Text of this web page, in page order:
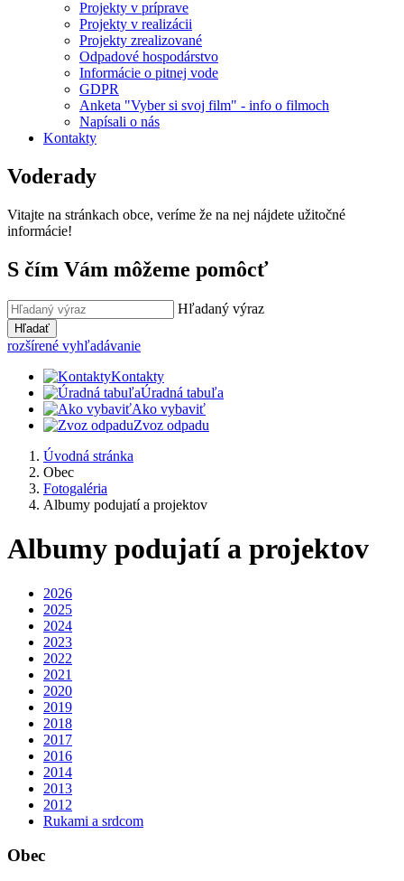
Projekty v príprave
Projekty v realizácii
Projekty zrealizované
Odpadové hospodárstvo
Informácie o pitnej vode
GDPR
Anketa "Vyber si svoj film" - info o filmoch
Napísali o nás
Kontakty
Voderady
Vitajte na stránkach obce, veríme že na nej nájdete užitočné
informácie!
S čím Vám môžeme pomôcť
Hľadaný výraz
Hľadať
rozšírené vyhľadávanie
Kontakty
Úradná tabuľa
Ako vybaviť
Zvoz odpadu
Úvodná stránka
Obec
Fotogaléria
Albumy podujatí a projektov
Albumy podujatí a projektov
2026
2025
2024
2023
2022
2021
2020
2019
2018
2017
2016
2014
2013
2012
Rukami a srdcom
Obec